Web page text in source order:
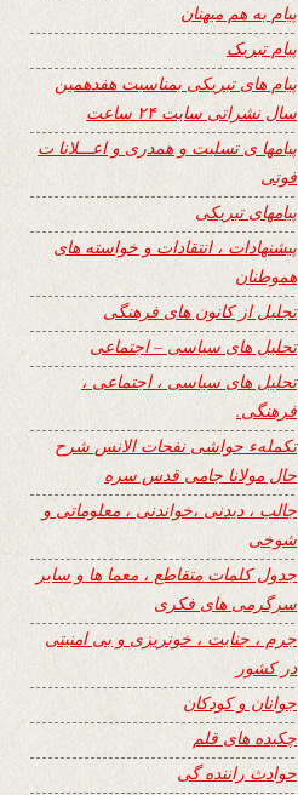
پیام به هم میهنان
پیام تبریک
پیام های تبریکی بمناسبت هفدهمین
سال نشراتی سایت ۲۴ ساعت
پیامها ی تسلیت و همدری و اعـــلانا ت
فوتی
پیامهای تبریکی
پیشنهادات ، انتقادات و خواسته های
هموطنان
تجلیل از کانون های فرهنگی
تحلیل های سیاسی – اجتماعی
تحلیل های سیاسی ، اجتماعی ،
فرهنگی.
تکملهء حواشی نفحات الانس شرح
حال مولانا جامی قدس سره
جالب ، دیدنی ،خواندنی ، معلوماتی و
شوخی
جدول کلمات متقاطع ، معما ها و سایر
سرگرمی های فکری
جرم ، جنایت ، خونریزی و بی امنیتی
در کشور
جوانان و کودکان
چکیده های قلم
حوادث راننده گی